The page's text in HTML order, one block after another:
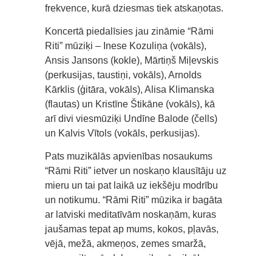
frekvence, kurā dziesmas tiek atskaņotas.
Koncertā piedalīsies jau zināmie “Rāmi
Riti” mūziķi – Inese Kozuliņa (vokāls),
Ansis Jansons (kokle), Mārtiņš Miļevskis
(perkusijas, taustiņi, vokāls), Arnolds
Kārklis (ģitāra, vokāls), Alisa Klimanska
(flautas) un Kristīne Štikāne (vokāls), kā
arī divi viesmūziķi Undīne Balode (čells)
un Kalvis Vītols (vokāls, perkusijas).
Pats muzikālās apvienības nosaukums
“Rāmi Riti” ietver un noskaņo klausītāju uz
mieru un tai pat laikā uz iekšēju modrību
un notikumu. “Rāmi Riti” mūzika ir bagāta
ar latviski meditatīvām noskaņām, kuras
jaušamas tepat ap mums, kokos, pļavās,
vējā, mežā, akmeņos, zemes smaržā,